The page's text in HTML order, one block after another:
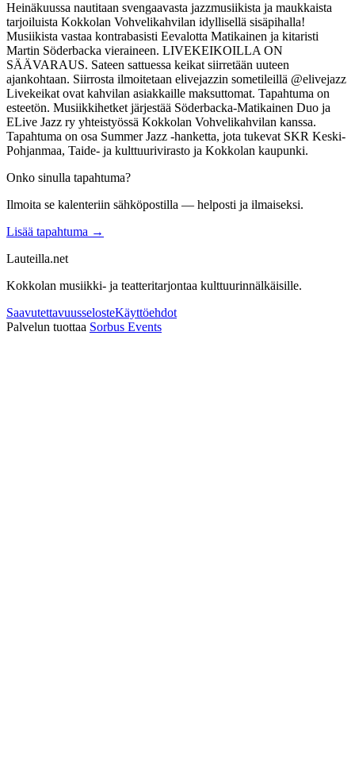
Heinäkuussa nautitaan svengaavasta jazzmusiikista ja maukkaista
tarjoiluista Kokkolan Vohvelikahvilan idyllisellä sisäpihalla!
Musiikista vastaa kontrabasisti Eevalotta Matikainen ja kitaristi
Martin Söderbacka vieraineen. LIVEKEIKOILLA ON
SÄÄVARAUS. Sateen sattuessa keikat siirretään uuteen
ajankohtaan. Siirrosta ilmoitetaan elivejazzin sometileillä @elivejazz
Livekeikat ovat kahvilan asiakkaille maksuttomat. Tapahtuma on
esteetön. Musiikkihetket järjestää Söderbacka-Matikainen Duo ja
ELive Jazz ry yhteistyössä Kokkolan Vohvelikahvilan kanssa.
Tapahtuma on osa Summer Jazz -hanketta, jota tukevat SKR Keski-
Pohjanmaa, Taide- ja kulttuurivirasto ja Kokkolan kaupunki.
Onko sinulla tapahtuma?
Ilmoita se kalenteriin sähköpostilla — helposti ja ilmaiseksi.
Lisää tapahtuma →
Lauteilla.net
Kokkolan musiikki- ja teatteritarjontaa kulttuurinnälkäisille.
SaavutettavuusselosteKäyttöehdot
Palvelun tuottaa Sorbus Events